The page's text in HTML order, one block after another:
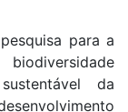
para a
biodiversidade
da